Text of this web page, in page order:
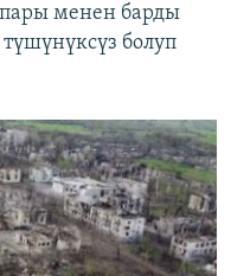
менен барды
болуп